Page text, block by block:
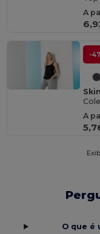
A
-
A
O que é